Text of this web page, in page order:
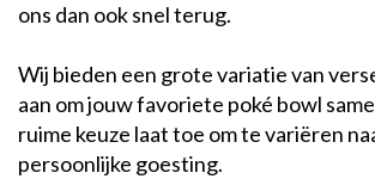
ons dan ook snel terug.
Wij bieden een grote variatie van
aan om jouw favoriete poké bowl
ruime keuze laat toe om te variëren
persoonlijke goesting.